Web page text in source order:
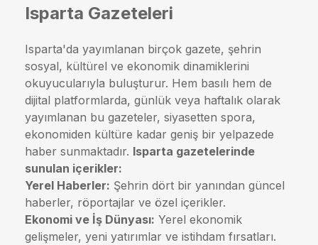
Isparta Gazeteleri
Isparta'da yayımlanan birçok gazete, şehrin
sosyal, kültürel ve ekonomik dinamiklerini
okuyucularıyla buluşturur. Hem basılı hem de
dijital platformlarda, günlük veya haftalık olarak
yayımlanan bu gazeteler, siyasetten spora,
ekonomiden kültüre kadar geniş bir yelpazede
haber sunmaktadır. Isparta gazetelerinde
sunulan içerikler:
Yerel Haberler: Şehrin dört bir yanından güncel
haberler, röportajlar ve özel içerikler.
Ekonomi ve İş Dünyası: Yerel ekonomik
gelişmeler, yeni yatırımlar ve istihdam fırsatları.